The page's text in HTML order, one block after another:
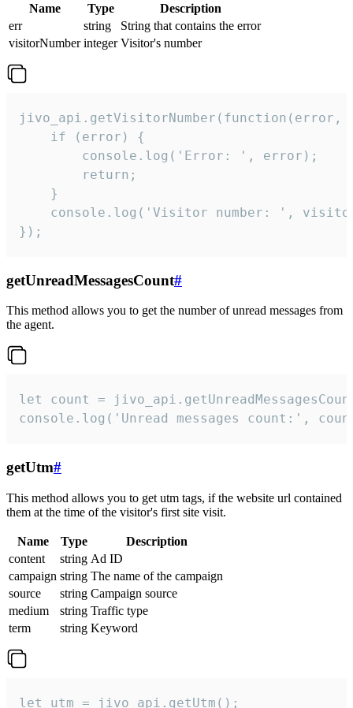
Name Type
Description
err
string
String that contains the error
visitorNumber integer Visitor's number
jivo_api.getVisitorNumber(function(error,
    if (error) {
        console.log('Error: ', error);
        return;
    }
console.log('Visitor number: ',
});
getUnreadMessagesCount#
This method allows you to get the number of unread messages from
the agent.
let count =
console.log('Unread messages count:',
getUtm#
This method allows you to get utm tags, if the website url contained
them at the time of the visitor's first site visit.
Name Type
Description
content
string Ad ID
campaign string The name of the campaign
source
string Campaign source
medium
string Traffic type
term
string Keyword
let utm = jivo_api.getUtm();